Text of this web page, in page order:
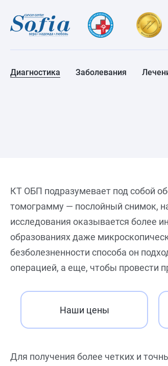
Диагностика Заболевания
КТ ОБП подразумевает под собой
томограмму — послойный снимок,
исследования оказывается более
образованиях даже
безболезненности способа он
операцией, а еще, чтобы провести
Наши цены
Для получения более четких и